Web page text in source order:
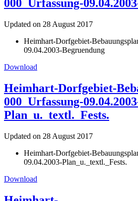
000_Urfassung-
Updated on 28 August 2017
Heimhart-Dorfgebiet-
09.04.2003-Begruendung
Download
Heimhart-Dorfgebiet-
000_Urfassung-
Plan_u._textl._Fests.
Updated on 28 August 2017
Heimhart-Dorfgebiet-
09.04.2003-Plan_u._textl._Fests.
Download